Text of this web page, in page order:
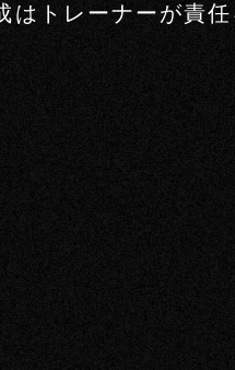
はトレーナーが責